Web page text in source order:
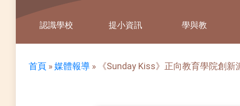
認識學校 提小資訊 學與教
首頁 »媒體報導 » 《Sunday Kiss》正向教育學院創